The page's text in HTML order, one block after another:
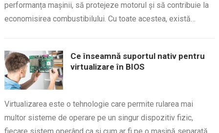
performanța mașinii, să protejeze motorul și să contribuie la
economisirea combustibilului. Cu toate acestea, există…
Ce înseamnă suportul nativ pentru
virtualizare în BIOS
Virtualizarea este o tehnologie care permite rularea mai
multor sisteme de operare pe un singur dispozitiv fizic,